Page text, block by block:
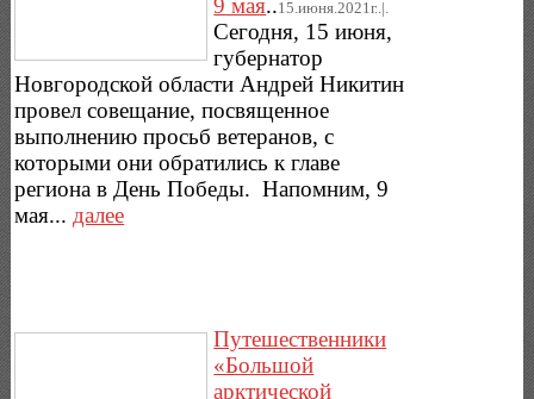
9 мая..15.июня.2021г..|.
Сегодня, 15 июня,
губернатор
Новгородской области Андрей Никитин
провел совещание, посвященное
выполнению просьб ветеранов, с
которыми они обратились к главе
региона в День Победы. Напомним, 9
мая...далее
Путешественники
«Большой
арктической